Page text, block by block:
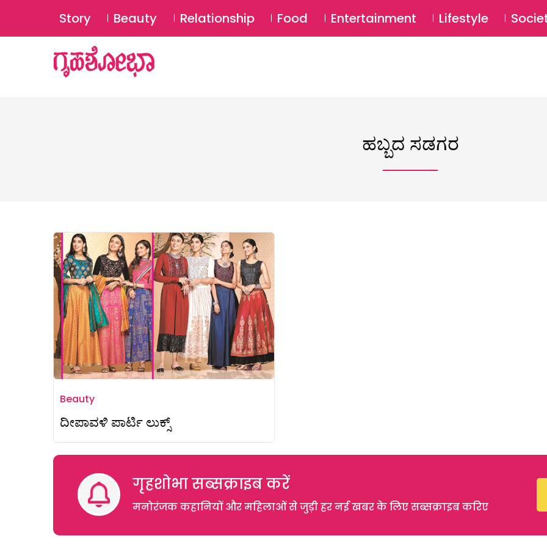
Story Beauty Relationship Food Entertainment Lifestyle
ಹಬ್ಬದ ಸಡಗರ
Beauty
ದೀಪಾವಳಿ ಪಾರ್ಟಿ ಲುಕ್ಸ್
गृहशोभा सब्सक्राइब करें
मनोरंजक कहानियों और महिलाओं से जुड़ी हर नई खबर के लिए सब्सक्राइब करिए